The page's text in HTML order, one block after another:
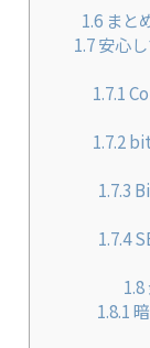
1.6 まと
1.7安心し
1.7.1
1.7.2
1.7.3
1.7.4
1.8
1.8.1